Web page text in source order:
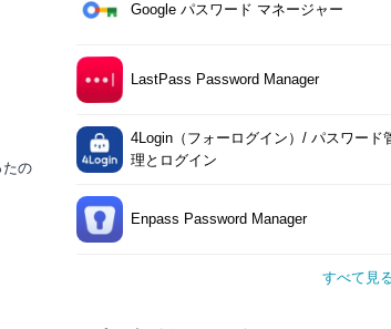
たの
Google パスワード マネージャー
LastPass Password Manager
4Login（フォーログイン）/ パスワード
理とログイン
Enpass Password Manager
すべて見